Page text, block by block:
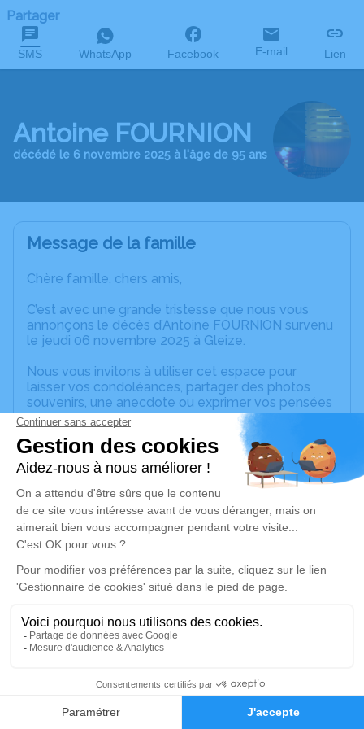
Faire-part Hommages
Partager
SMS WhatsApp Facebook E-mail Lien
Antoine FOURNION
décédé le 6 novembre 2025 à l'âge de 95 ans
Message de la famille
Chère famille, chers amis,
C’est avec une grande tristesse que nous vous
annonçons le décès d’Antoine FOURNION survenu
le jeudi 06 novembre 2025 à Gleize.
Nous vous invitons à utiliser cet espace pour
laisser vos condoléances, partager des photos
souvenirs, une anecdote ou exprimer vos pensées
à travers des poèmes ou des textes. Cet endroit
est un lieu d'expression dédié à honorer la
mémoire d’Antoine FOURNION.
Un service de plantation d’arbre hommage est
disponible ici.
Cérémonie religieuse
Église Saint Irénée de Bessenay
Rue du Presbytère
Je rends hommage